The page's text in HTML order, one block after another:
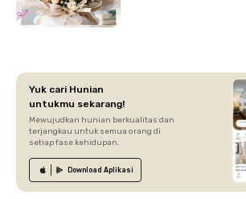
Yuk cari Hunian
untukmu sekarang!
Mewujudkan hunian berkualitas dan
terjangkau untuk semua orang di
setiap fase kehidupan.
Download Aplikasi